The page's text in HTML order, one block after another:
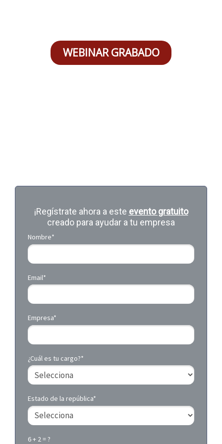
WEBINAR GRABADO
¡Regístrate ahora a este evento gratuito
creado para ayudar a tu empresa
Nombre*
Email*
Empresa*
¿Cuál es tu cargo?*
Estado de la república*
6 + 2 = ?